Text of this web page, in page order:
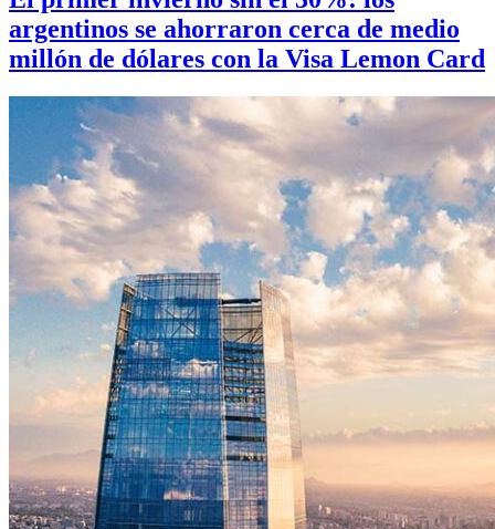
argentinos se ahorraron cerca de medio
millón de dólares con la Visa Lemon Card